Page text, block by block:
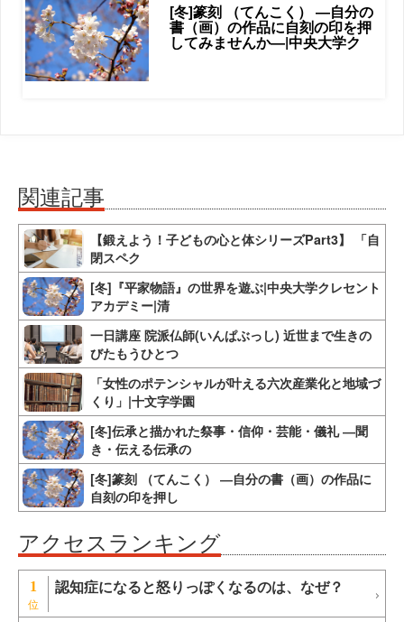
[冬]篆刻 （てんこく） ―自分の
書（画）の作品に自刻の印を押
してみませんか―|中央大学ク
関連記事
【鍛えよう！子どもの心と体シリーズPart3】 「自
閉スペク
[冬]『平家物語』の世界を遊ぶ|中央大学クレセント
アカデミー|清
一日講座 院派仏師(いんぱぶっし) 近世まで生きの
びたもうひとつ
「女性のポテンシャルが叶える六次産業化と地域づ
くり」|十文字学園
[冬]伝承と描かれた祭事・信仰・芸能・儀礼 ―聞
き・伝える伝承の
[冬]篆刻 （てんこく） ―自分の書（画）の作品に
自刻の印を押し
アクセスランキング
1 認知症になると怒りっぽくなるのは、なぜ？